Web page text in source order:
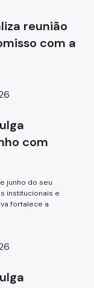
reunião
com a
com
junho do seu
institucionais e
fortalece a